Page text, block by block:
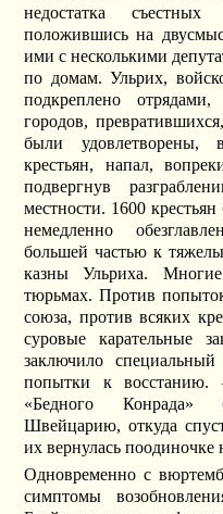
недостатка
положившись на
ими с несколькими
по домам. Ульрих,
подкреплено
городов,
были удовлетворены,
крестьян, напал,
подвергнув
местности. 1600
немедленно
большей частью к
казны Ульриха.
тюрьмах. Против попыток
союза, против всяких
суровые карательные
заключило
попытки к восстанию.
«Бедного Конрада»
Швейцарию, откуда
их вернулась поодиночке
Одновременно с
симптомы